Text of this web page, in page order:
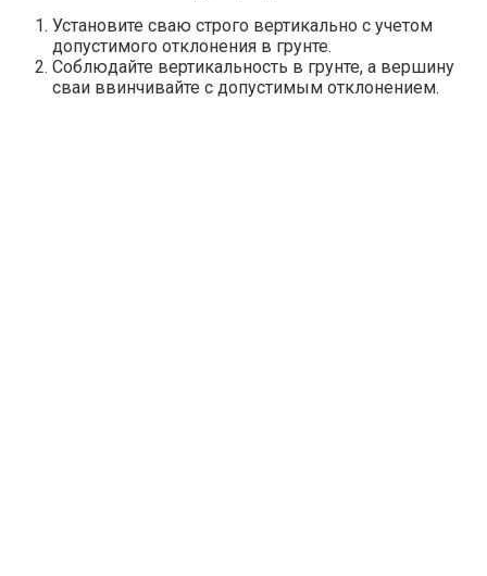
Установите сваю строго вертикально с учетом
допустимого отклонения в грунте.
Соблюдайте вертикальность в грунте, а вершину
сваи ввинчивайте с допустимым отклонением.